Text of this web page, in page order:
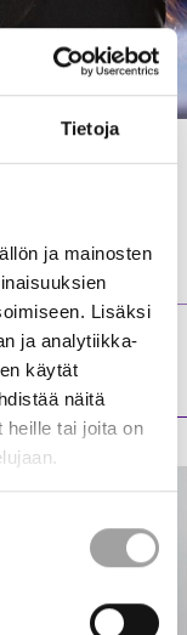
Tietoja
ja mainosten
Lisäksi
ja analytiikka-
käytät
näitä
heille tai joita on